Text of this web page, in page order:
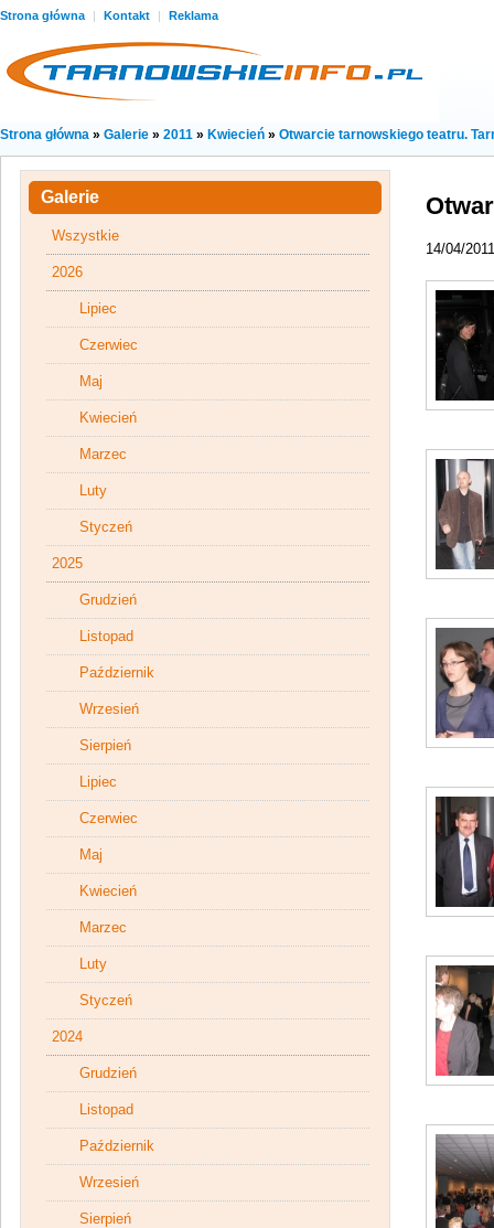
Strona główna | Kontakt | Reklama
Strona główna » Galerie » 2011 » Kwiecień » Otwarcie tarnowskiego teatru.
14/04/2011
Galerie
Wszystkie
2026
Lipiec
Czerwiec
Maj
Kwiecień
Marzec
Luty
Styczeń
2025
Grudzień
Listopad
Październik
Wrzesień
Sierpień
Lipiec
Czerwiec
Maj
Kwiecień
Marzec
Luty
Styczeń
2024
Grudzień
Listopad
Październik
Wrzesień
Sierpień